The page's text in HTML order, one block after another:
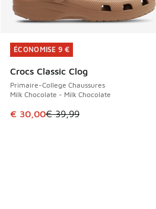
ÉCONOMISE 9 €
Crocs Classic Clog
Primaire-College Chaussures
Milk Chocolate - Milk Chocolate
Cet article est en promotion.
€ 30,00€ 39,99
ÉCONOMISE 9 €